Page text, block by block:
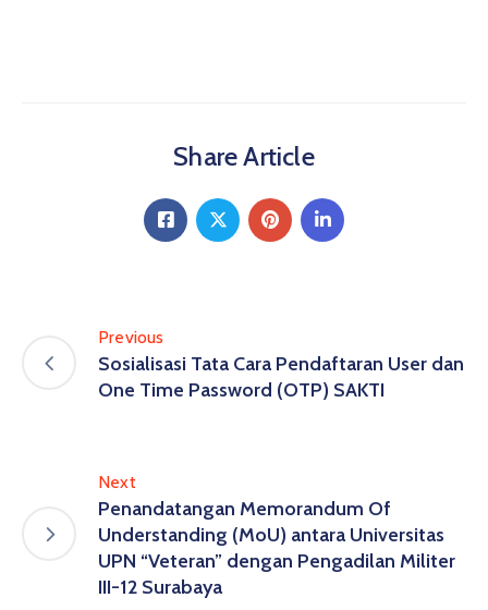
Share Article
Previous
Sosialisasi Tata Cara Pendaftaran User dan
One Time Password (OTP) SAKTI
Next
Penandatangan Memorandum Of
Understanding (MoU) antara Universitas
UPN “Veteran” dengan Pengadilan Militer
III-12 Surabaya